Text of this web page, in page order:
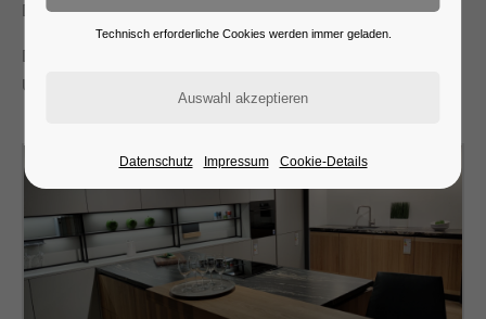
Das Material ist Naturstein Quarzit Portoro.
Das Kochfeld wurde als Auflage verbaut und die Spüle als
Unterbau.
Technisch erforderliche Cookies werden immer geladen.
Datenschutz Impressum Cookie-Details